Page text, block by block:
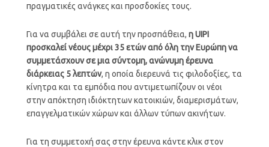
πραγματικές ανάγκες και προσδοκίες τους.
Για να συμβάλει σε αυτή την προσπάθεια, η UIPI
προσκαλεί νέους μέχρι 35 ετών από όλη την Ευρώπη να
συμμετάσχουν σε μια σύντομη, ανώνυμη έρευνα
διάρκειας 5 λεπτών, η οποία διερευνά τις φιλοδοξίες, τα
κίνητρα και τα εμπόδια που αντιμετωπίζουν οι νέοι
στην απόκτηση ιδιόκτητων κατοικιών, διαμερισμάτων,
επαγγελματικών χώρων και άλλων τύπων ακινήτων.
Για τη συμμετοχή σας στην έρευνα κάντε κλικ στον